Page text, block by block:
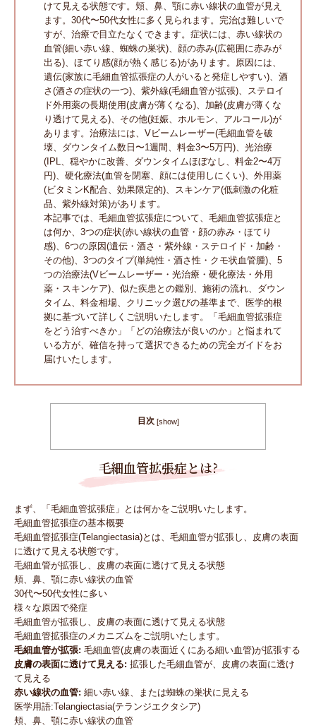
けて見える状態です。頬、鼻、顎に赤い線状の血管が見え
ます。30代〜50代女性に多く見られます。完治は難しいで
すが、治療で目立たなくできます。症状には、赤い線状の
血管(細い赤い線、蜘蛛の巣状)、顔の赤み(広範囲に赤みが
出る)、ほてり感(顔が熱く感じる)があります。原因には、
遺伝(家族に毛細血管拡張症の人がいると発症しやすい)、酒
さ(酒さの症状の一つ)、紫外線(毛細血管が拡張)、ステロイ
ド外用薬の長期使用(皮膚が薄くなる)、加齢(皮膚が薄くな
り透けて見える)、その他(妊娠、ホルモン、アルコール)が
あります。治療法には、Vビームレーザー(毛細血管を破
壊、ダウンタイム数日〜1週間、料金3〜5万円)、光治療
(IPL、穏やかに改善、ダウンタイムほぼなし、料金2〜4万
円)、硬化療法(血管を閉塞、顔には使用しにくい)、外用薬
(ビタミンK配合、効果限定的)、スキンケア(低刺激の化粧
品、紫外線対策)があります。
本記事では、毛細血管拡張症について、毛細血管拡張症と
は何か、3つの症状(赤い線状の血管・顔の赤み・ほてり
感)、6つの原因(遺伝・酒さ・紫外線・ステロイド・加齢・
その他)、3つのタイプ(単純性・酒さ性・クモ状血管腫)、5
つの治療法(Vビームレーザー・光治療・硬化療法・外用
薬・スキンケア)、似た疾患との鑑別、施術の流れ、ダウン
タイム、料金相場、クリニック選びの基準まで、医学的根
拠に基づいて詳しくご説明いたします。「毛細血管拡張症
をどう治すべきか」「どの治療法が良いのか」と悩まれて
いる方が、確信を持って選択できるための完全ガイドをお
届けいたします。
目次 [show]
毛細血管拡張症とは?
まず、「毛細血管拡張症」とは何かをご説明いたします。
毛細血管拡張症の基本概要
毛細血管拡張症(Telangiectasia)とは、毛細血管が拡張し、皮膚の表面
に透けて見える状態です。
毛細血管が拡張し、皮膚の表面に透けて見える状態
頬、鼻、顎に赤い線状の血管
30代〜50代女性に多い
様々な原因で発症
毛細血管が拡張し、皮膚の表面に透けて見える状態
毛細血管拡張症のメカニズムをご説明いたします。
毛細血管が拡張: 毛細血管(皮膚の表面近くにある細い血管)が拡張する
皮膚の表面に透けて見える: 拡張した毛細血管が、皮膚の表面に透け
て見える
赤い線状の血管: 細い赤い線、または蜘蛛の巣状に見える
医学用語:Telangiectasia(テランジエクタシア)
頬、鼻、顎に赤い線状の血管